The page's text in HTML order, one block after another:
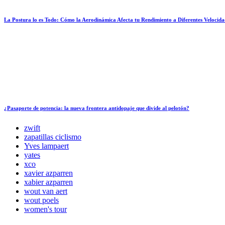
La Postura lo es Todo: Cómo la Aerodinámica Afecta tu Rendimiento a Diferentes
¿Pasaporte de potencia: la nueva frontera antidopaje que divide al pelotón?
zwift
zapatillas ciclismo
Yves lampaert
yates
xco
xavier azparren
xabier azparren
wout van aert
wout poels
women's tour